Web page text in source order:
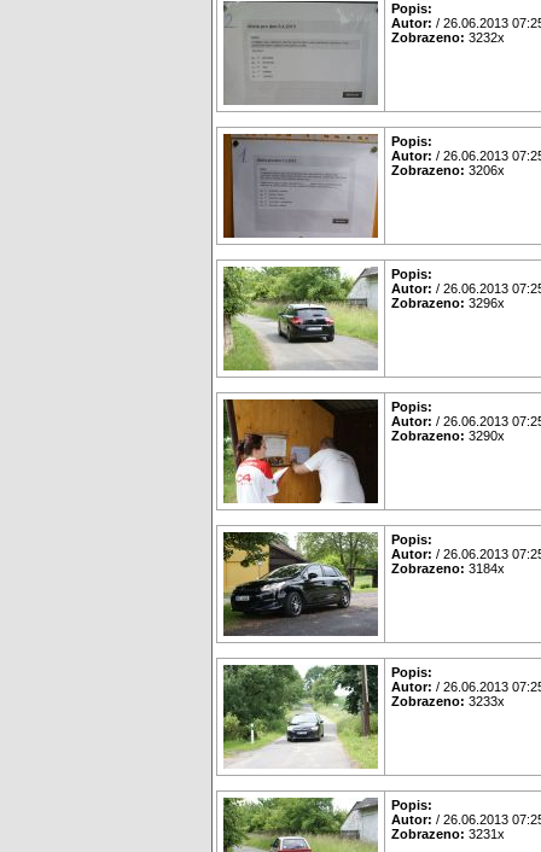
Popis:
Autor: / 26.06.2013
Zobrazeno: 3232x
Popis:
Autor: / 26.06.2013
Zobrazeno: 3206x
Popis:
Autor: / 26.06.2013
Zobrazeno: 3296x
Popis:
Autor: / 26.06.2013
Zobrazeno: 3290x
Popis:
Autor: / 26.06.2013
Zobrazeno: 3184x
Popis:
Autor: / 26.06.2013
Zobrazeno: 3233x
Popis:
Autor: / 26.06.2013
Zobrazeno: 3231x